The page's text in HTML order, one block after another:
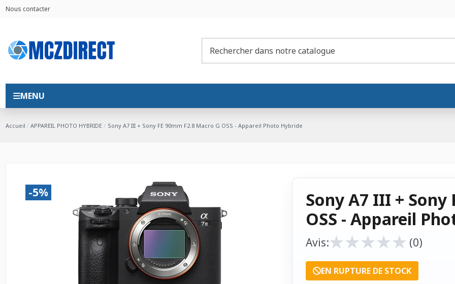
Nous contacter
MENU
Accueil APPAREIL PHOTO HYBRIDE Sony A7 III + Sony FE 90mm F2.8 Macro G OSS - Appareil Photo Hybride
-5%
Sony A7 III + Sony
OSS - Appareil
Avis:★
★★
★★
★★
★★
★ (0)
EN RUPTURE DE STOCK